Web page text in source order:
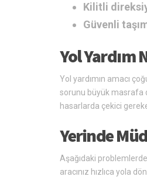
Kilitli
Güvenli
Yol Yardım
Yol yardımın amacı
sorunu büyük masrafa
hasarlarda çekici
Yerinde
Aşağıdaki
aracınız hızlıca yola